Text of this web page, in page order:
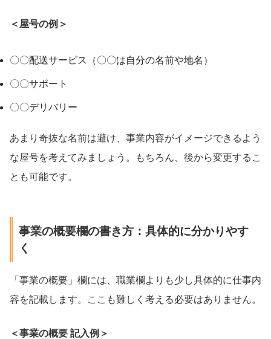
＜屋号の例＞
〇〇配送サービス（〇〇は自分の名前や地名）
〇〇サポート
〇〇デリバリー
あまり奇抜な名前は避け、事業内容がイメージできるよう
な屋号を考えてみましょう。もちろん、後から変更するこ
とも可能です。
事業の概要欄の書き方：具体的に分かりやす
く
「事業の概要」欄には、職業欄よりも少し具体的に仕事内
容を記載します。ここも難しく考える必要はありません。
＜事業の概要 記入例＞